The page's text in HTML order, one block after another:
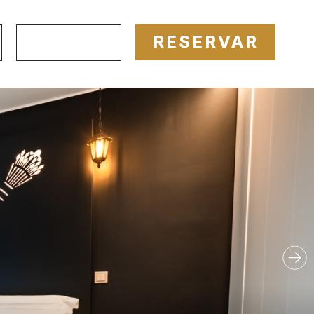
RESERVAR